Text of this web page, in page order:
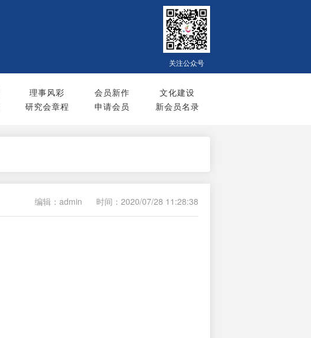
关注公众号
理事风彩 会员新作
文化建设
研究会章程 申请会员 新会员名录
编辑：admin 时间：2020/07/28 11:28:38